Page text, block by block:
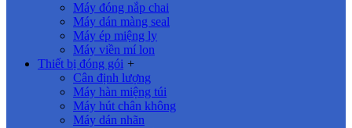
Máy đóng nắp chai
Máy dán màng seal
Máy ép miệng ly
Máy viền mí lon
Thiết bị đóng gói +
Cân định lượng
Máy hàn miệng túi
Máy hút chân không
Máy dán nhãn